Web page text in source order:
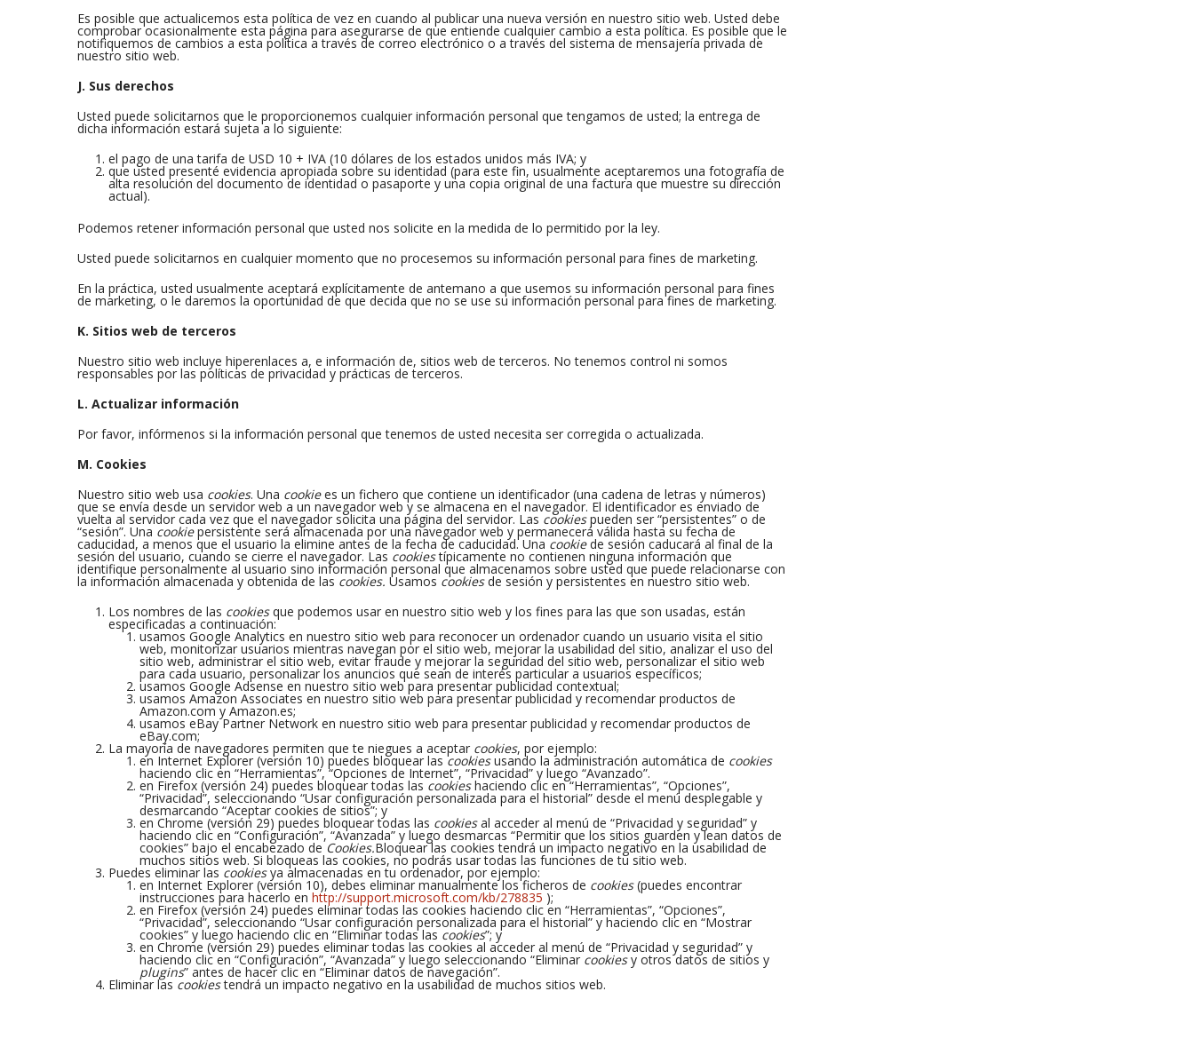
Es posible que actualicemos esta política de vez en cuando al publicar una nueva versión en nuestro sitio web. Usted debe
comprobar ocasionalmente esta página para asegurarse de que entiende cualquier cambio a esta política. Es posible que le
notifiquemos de cambios a esta política a través de correo electrónico o a través del sistema de mensajería privada de
nuestro sitio web.
J. Sus derechos
Usted puede solicitarnos que le proporcionemos cualquier información personal que tengamos de usted; la entrega de
dicha información estará sujeta a lo siguiente:
el pago de una tarifa de USD 10 + IVA (10 dólares de los estados unidos más IVA; y
que usted presenté evidencia apropiada sobre su identidad (para este fin, usualmente aceptaremos una fotografía de
alta resolución del documento de identidad o pasaporte y una copia original de una factura que muestre su dirección
actual).
Podemos retener información personal que usted nos solicite en la medida de lo permitido por la ley.
Usted puede solicitarnos en cualquier momento que no procesemos su información personal para fines de marketing.
En la práctica, usted usualmente aceptará explícitamente de antemano a que usemos su información personal para fines
de marketing, o le daremos la oportunidad de que decida que no se use su información personal para fines de marketing.
K. Sitios web de terceros
Nuestro sitio web incluye hiperenlaces a, e información de, sitios web de terceros. No tenemos control ni somos
responsables por las políticas de privacidad y prácticas de terceros.
L. Actualizar información
Por favor, infórmenos si la información personal que tenemos de usted necesita ser corregida o actualizada.
M. Cookies
Nuestro sitio web usa cookies. Una cookiees un fichero que contiene un identificador (una cadena de letras y números)
que se envía desde un servidor web a un navegador web y se almacena en el navegador. El identificador es enviado de
vuelta al servidor cada vez que el navegador solicita una página del servidor. Las cookiespueden ser “persistentes” o de
“sesión”. Una cookiepersistente será almacenada por una navegador web y permanecerá válida hasta su fecha de
caducidad, a menos que el usuario la elimine antes de la fecha de caducidad. Una cookiede sesión caducará al final de la
sesión del usuario, cuando se cierre el navegador. Las cookiestípicamente no contienen ninguna información que
identifique personalmente al usuario sino información personal que almacenamos sobre usted que puede relacionarse con
la información almacenada y obtenida de las cookies. Usamos cookiesde sesión y persistentes en nuestro sitio web.
Los nombres de las cookiesque podemos usar en nuestro sitio web y los fines para las que son usadas, están
especificadas a continuación:
usamos Google Analytics en nuestro sitio web para reconocer un ordenador cuando un usuario visita el sitio
web, monitorizar usuarios mientras navegan por el sitio web, mejorar la usabilidad del sitio, analizar el uso del
sitio web, administrar el sitio web, evitar fraude y mejorar la seguridad del sitio web, personalizar el sitio web
para cada usuario, personalizar los anuncios que sean de interés particular a usuarios específicos;
usamos Google Adsense en nuestro sitio web para presentar publicidad contextual;
usamos Amazon Associates en nuestro sitio web para presentar publicidad y recomendar productos de
Amazon.com y Amazon.es;
usamos eBay Partner Network en nuestro sitio web para presentar publicidad y recomendar productos de
eBay.com;
La mayoría de navegadores permiten que te niegues a aceptar cookies, por ejemplo:
en Internet Explorer (versión 10) puedes bloquear las cookiesusando la administración automática de cookies
haciendo clic en “Herramientas”, “Opciones de Internet”, “Privacidad” y luego “Avanzado”.
en Firefox (versión 24) puedes bloquear todas las cookieshaciendo clic en “Herramientas”, “Opciones”,
“Privacidad”, seleccionando “Usar configuración personalizada para el historial” desde el menú desplegable y
desmarcando “Aceptar cookies de sitios”; y
en Chrome (versión 29) puedes bloquear todas las cookiesal acceder al menú de “Privacidad y seguridad” y
haciendo clic en “Configuración”, “Avanzada” y luego desmarcas “Permitir que los sitios guarden y lean datos de
cookies” bajo el encabezado deCookies.Bloquear las cookies tendrá un impacto negativo en la usabilidad de
muchos sitios web. Si bloqueas las cookies, no podrás usar todas las funciones de tu sitio web.
Puedes eliminar las cookiesya almacenadas en tu ordenador, por ejemplo:
en Internet Explorer (versión 10), debes eliminar manualmente los ficheros de cookies(puedes encontrar
instrucciones para hacerlo en http://support.microsoft.com/kb/278835 );
en Firefox (versión 24) puedes eliminar todas las cookies haciendo clic en “Herramientas”, “Opciones”,
“Privacidad”, seleccionando “Usar configuración personalizada para el historial” y haciendo clic en “Mostrar
cookies” y luego haciendo clic en “Eliminar todas las cookies”; y
en Chrome (versión 29) puedes eliminar todas las cookies al acceder al menú de “Privacidad y seguridad” y
haciendo clic en “Configuración”, “Avanzada” y luego seleccionando “Eliminar cookiesy otros datos de sitios y
plugins” antes de hacer clic en “Eliminar datos de navegación”.
Eliminar las cookiestendrá un impacto negativo en la usabilidad de muchos sitios web.